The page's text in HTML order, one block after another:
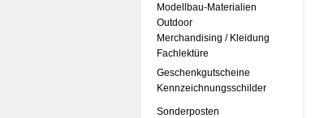
Modellbau-Materialien
Outdoor
Merchandising / Kleidung
Fachlektüre
Geschenkgutscheine
Kennzeichnungsschilder
Sonderposten